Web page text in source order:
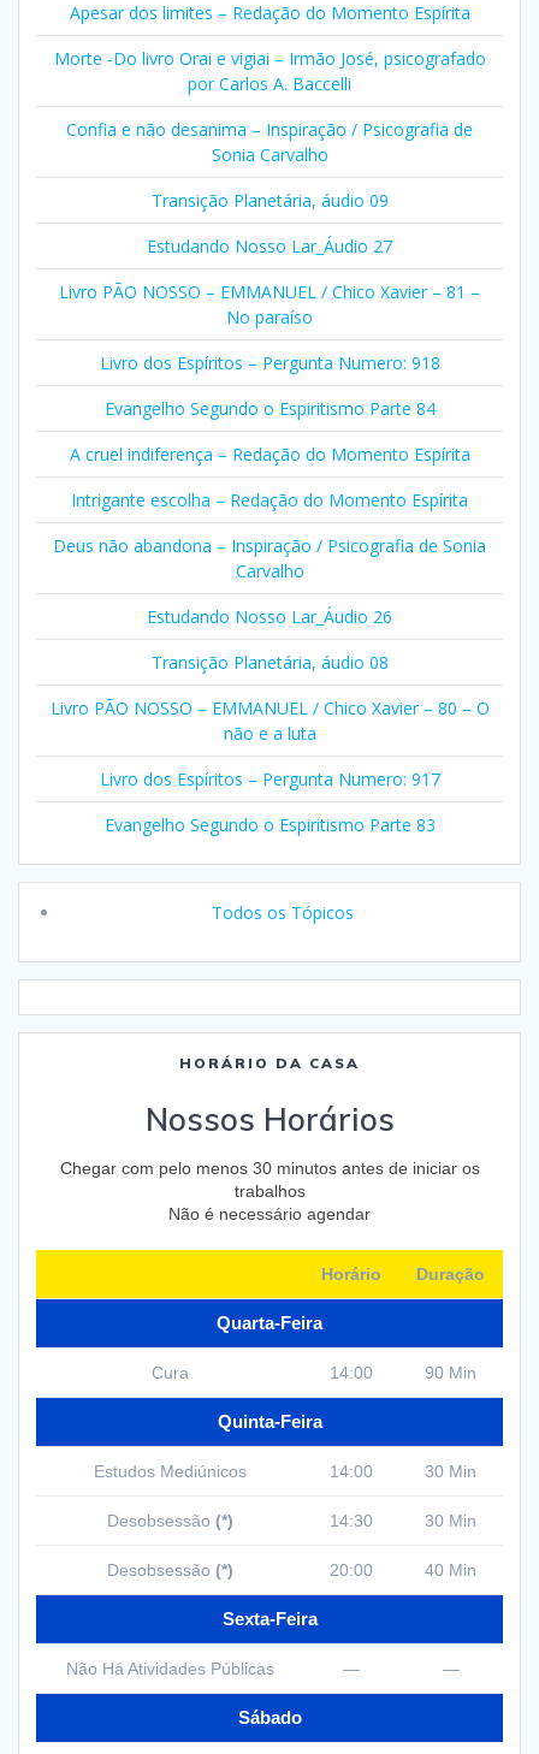
Apesar dos limites – Redação do Momento Espírita
Morte -Do livro Orai e vigiai – Irmão José, psicografado
por Carlos A. Baccelli
Confia e não desanima – Inspiração / Psicografia de
Sonia Carvalho
Transição Planetária, áudio 09
Estudando Nosso Lar_Áudio 27
Livro PÃO NOSSO – EMMANUEL / Chico Xavier – 81 –
No paraíso
Livro dos Espíritos – Pergunta Numero: 918
Evangelho Segundo o Espiritismo Parte 84
A cruel indiferença – Redação do Momento Espírita
Intrigante escolha – Redação do Momento Espírita
Deus não abandona – Inspiração / Psicografia de Sonia
Carvalho
Estudando Nosso Lar_Áudio 26
Transição Planetária, áudio 08
Livro PÃO NOSSO – EMMANUEL / Chico Xavier – 80 – O
não e a luta
Livro dos Espíritos – Pergunta Numero: 917
Evangelho Segundo o Espiritismo Parte 83
Todos os Tópicos
HORÁRIO DA CASA
Nossos Horários
Chegar com pelo menos 30 minutos antes de iniciar os
trabalhos
Não é necessário agendar
Horário Duração
Quarta-Feira
Cura 14:00 90 Min
Quinta-Feira
Estudos Mediúnicos 14:00 30 Min
Desobsessão (*) 14:30 30 Min
Desobsessão (*) 20:00 40 Min
Sexta-Feira
Não Há Atividades Públicas — —
Sábado